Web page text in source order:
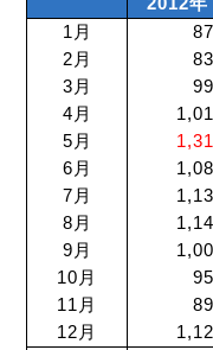
1月
2月
3月
4月
5月
6月
7月
8月
9月
10月
11月
12月